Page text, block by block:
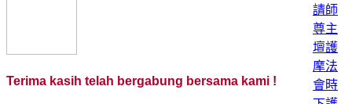
Terima kasih telah bergabung bersama kami !